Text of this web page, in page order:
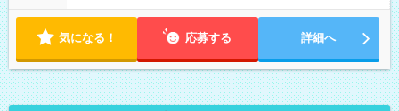
気になる！ 応募する 詳細へ